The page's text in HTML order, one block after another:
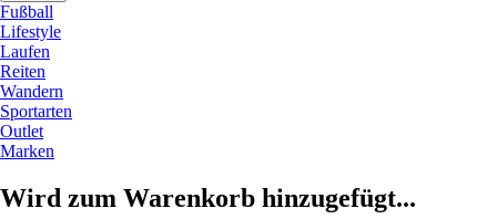
Fußball
Lifestyle
Laufen
Reiten
Wandern
Sportarten
Outlet
Marken
Wird zum Warenkorb hinzugefügt...